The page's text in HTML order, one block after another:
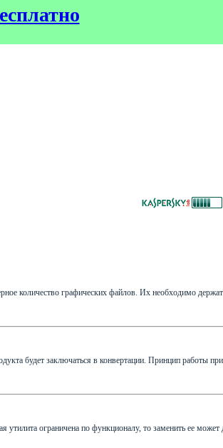
количество графических файлов. Их необходимо
будет заключаться в конвертации. Принцип работы
утилита ограничена по функционалу, то заменить ее